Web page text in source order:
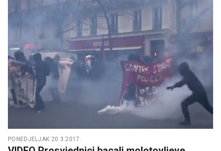
PONEDJELJAK 20.3.2017.